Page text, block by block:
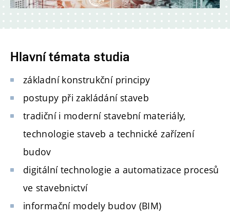
Hlavní témata studia
základní konstrukční principy
postupy při zakládání staveb
tradiční i moderní stavební materiály,
technologie staveb a technické zařízení
budov
digitální technologie a automatizace procesů
ve stavebnictví
informační modely budov (BIM)